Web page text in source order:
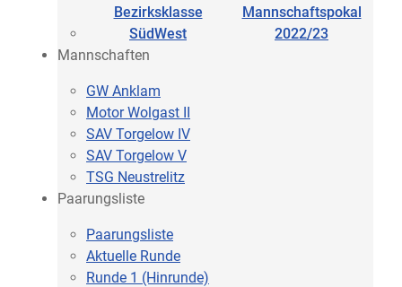
Bezirksklasse
SüdWest
Mannschaftspokal
2022/23
Mannschaften
GW Anklam
Motor Wolgast II
SAV Torgelow IV
SAV Torgelow V
TSG Neustrelitz
Paarungsliste
Paarungsliste
Aktuelle Runde
Runde 1 (Hinrunde)